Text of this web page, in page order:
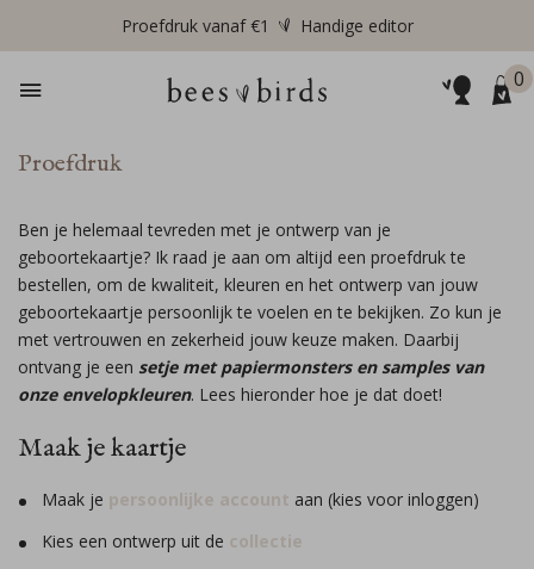
Proefdruk vanaf €1 Handige editor
0
Proefdruk
Ben je helemaal tevreden met je ontwerp van je
geboortekaartje? Ik raad je aan om altijd een proefdruk te
bestellen, om de kwaliteit, kleuren en het ontwerp van jouw
geboortekaartje persoonlijk te voelen en te bekijken. Zo kun je
met vertrouwen en zekerheid jouw keuze maken. Daarbij
ontvang je een setje met papiermonsters en samples van
onze envelopkleuren. Lees hieronder hoe je dat doet!
Maak je kaartje
Maak je persoonlijke account aan (kies voor inloggen)
Kies een ontwerp uit de collectie